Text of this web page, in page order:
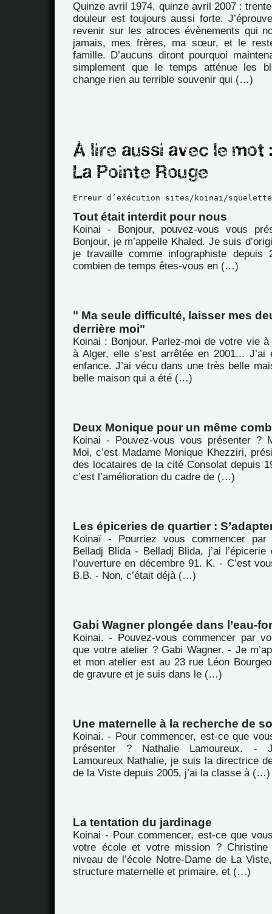
Quinze avril 1974, quinze avril 2007 :
douleur est toujours aussi forte.
revenir sur les atroces évènements qui
jamais, mes frères, ma sœur, et le
famille. D’aucuns diront pourquoi
simplement que le temps atténue les
change rien au terrible souvenir qui (…)
Erreur d’exécution sites/koinai/
Tout était interdit pour nous
Koinai - Bonjour, pouvez-vous vous
Bonjour, je m’appelle Khaled. Je suis
je travaille comme infographiste depuis
combien de temps êtes-vous en (…)
" Ma seule difficulté, laisser mes
derrière moi"
Koinai : Bonjour. Parlez-moi de votre vie
à Alger, elle s’est arrêtée en 2001... J’ai
enfance. J’ai vécu dans une très belle
belle maison qui a été (…)
Deux Monique pour un même
Koinai - Pouvez-vous vous présenter ?
Moi, c’est Madame Monique Khezziri,
des locataires de la cité Consolat depuis
c’est l’amélioration du cadre de (…)
Les épiceries de quartier :
Koinaï - Pourriez vous commencer
Belladj Blida - Belladj Blida, j’ai l’épicerie
l’ouverture en décembre 91. K. - C’est
B.B. - Non, c’était déjà (…)
Gabi Wagner plongée dans l’eau-
Koinai. - Pouvez-vous commencer par
que votre atelier ? Gabi Wagner. - Je
et mon atelier est au 23 rue Léon
de gravure et je suis dans le (…)
Une maternelle à la recherche de
Koinai. - Pour commencer, est-ce que
présenter ? Nathalie Lamoureux. -
Lamoureux Nathalie, je suis la directrice
de la Viste depuis 2005, j’ai la classe à (…)
La tentation du jardinage
Koinai - Pour commencer, est-ce que
votre école et votre mission ?
niveau de l’école Notre-Dame de La
structure maternelle et primaire, et (…)